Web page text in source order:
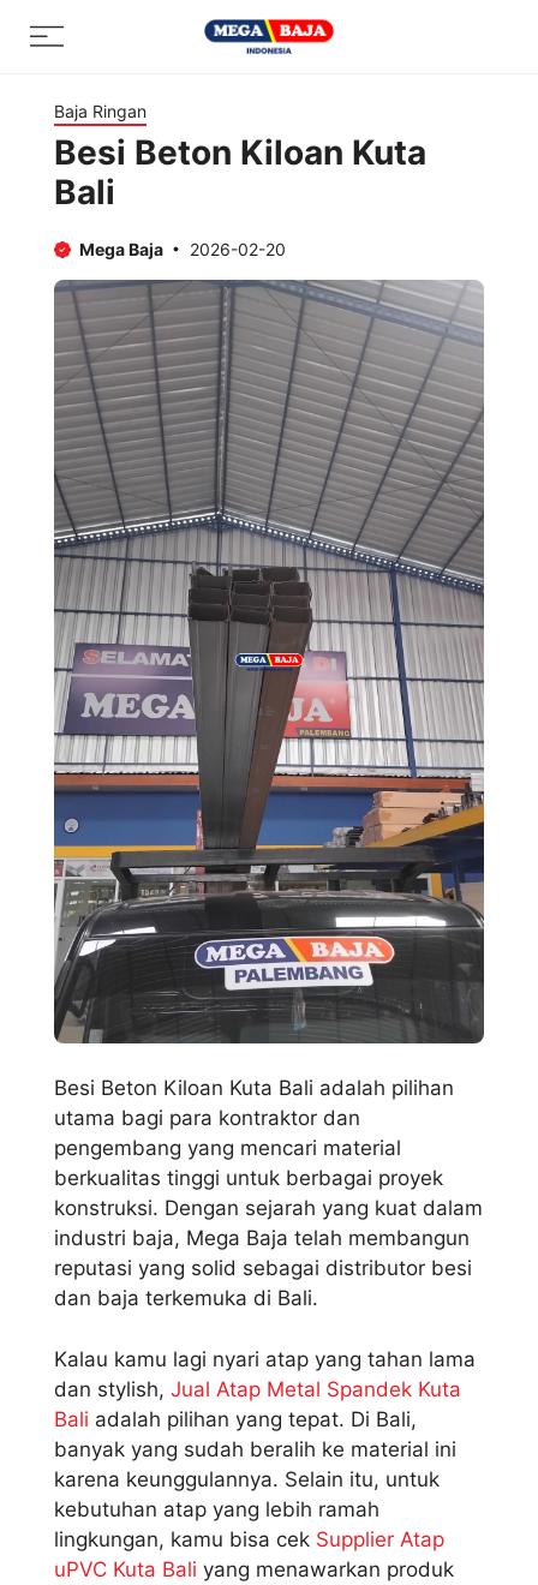
Menu
Baja Ringan
Besi Beton Kiloan Kuta
Bali
Mega Baja 2026-02-20
Besi Beton Kiloan Kuta Bali adalah pilihan
utama bagi para kontraktor dan
pengembang yang mencari material
berkualitas tinggi untuk berbagai proyek
konstruksi. Dengan sejarah yang kuat dalam
industri baja, Mega Baja telah membangun
reputasi yang solid sebagai distributor besi
dan baja terkemuka di Bali.
Kalau kamu lagi nyari atap yang tahan lama
dan stylish, Jual Atap Metal Spandek Kuta
Bali adalah pilihan yang tepat. Di Bali,
banyak yang sudah beralih ke material ini
karena keunggulannya. Selain itu, untuk
kebutuhan atap yang lebih ramah
lingkungan, kamu bisa cek Supplier Atap
uPVC Kuta Bali yang menawarkan produk